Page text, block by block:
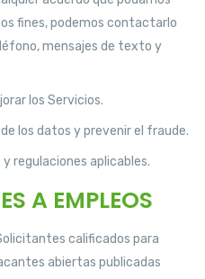
fines, podemos contactarlo
mensajes de texto y
los Servicios.
los datos y prevenir el fraude.
regulaciones aplicables.
A EMPLEOS
calificados para
abiertas publicadas